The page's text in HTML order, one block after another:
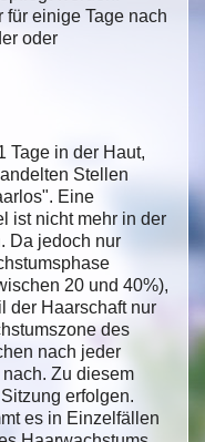
einige Tage nach
oder
Tage in der Haut,
Stellen
Eine
ist nicht mehr in der
Da jedoch nur
20 und 40%),
der Haarschaft nur
des
nach jeder
Zu diesem
erfolgen.
es in Einzelfällen